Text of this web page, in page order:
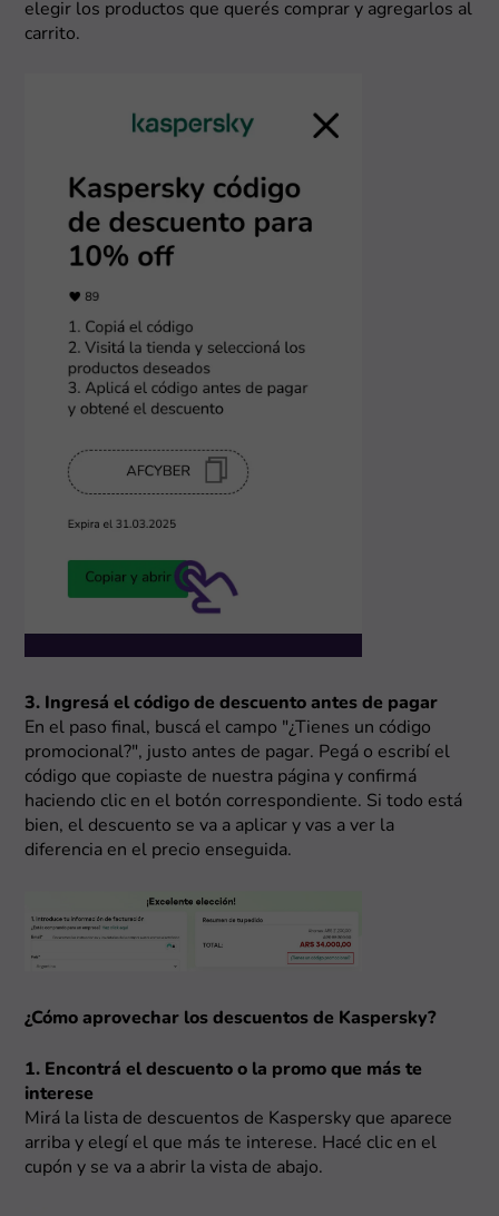
elegir los productos que querés comprar y agregarlos al
carrito.
3. Ingresá el código de descuento antes de pagar
En el paso final, buscá el campo "¿Tienes un código
promocional?", justo antes de pagar. Pegá o escribí el
código que copiaste de nuestra página y confirmá
haciendo clic en el botón correspondiente. Si todo está
bien, el descuento se va a aplicar y vas a ver la
diferencia en el precio enseguida.
¿Cómo aprovechar los descuentos de Kaspersky?
1. Encontrá el descuento o la promo que más te
interese
Mirá la lista de descuentos de Kaspersky que aparece
arriba y elegí el que más te interese. Hacé clic en el
cupón y se va a abrir la vista de abajo.